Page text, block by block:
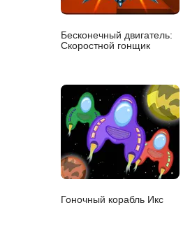
Бесконечный двигатель:
Скоростной гонщик
Гоночный корабль Икс